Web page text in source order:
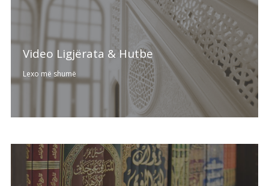
Video Ligjërata & Hutbe
Lexo më shumë